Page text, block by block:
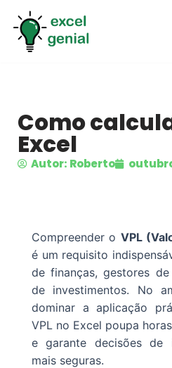
Pular
para
Como
Excel
Autor: Roberto
Compreender o VPL
é um requisito
de finanças, gestores
de investimentos. No
dominar a aplicação
VPL no Excel poupa
e garante decisões de
mais seguras.